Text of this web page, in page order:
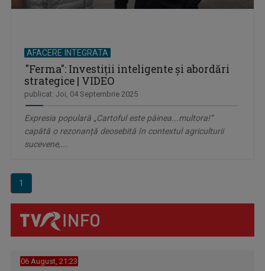
AFACERE INTEGRATA
"Ferma": Investiții inteligente și abordări
strategice | VIDEO
publicat: Joi, 04 Septembrie 2025
Expresia populară „Cartoful este pâinea...multora!”
capătă o rezonanță deosebită în contextul agriculturii
sucevene,...
1
06 August, 21:23